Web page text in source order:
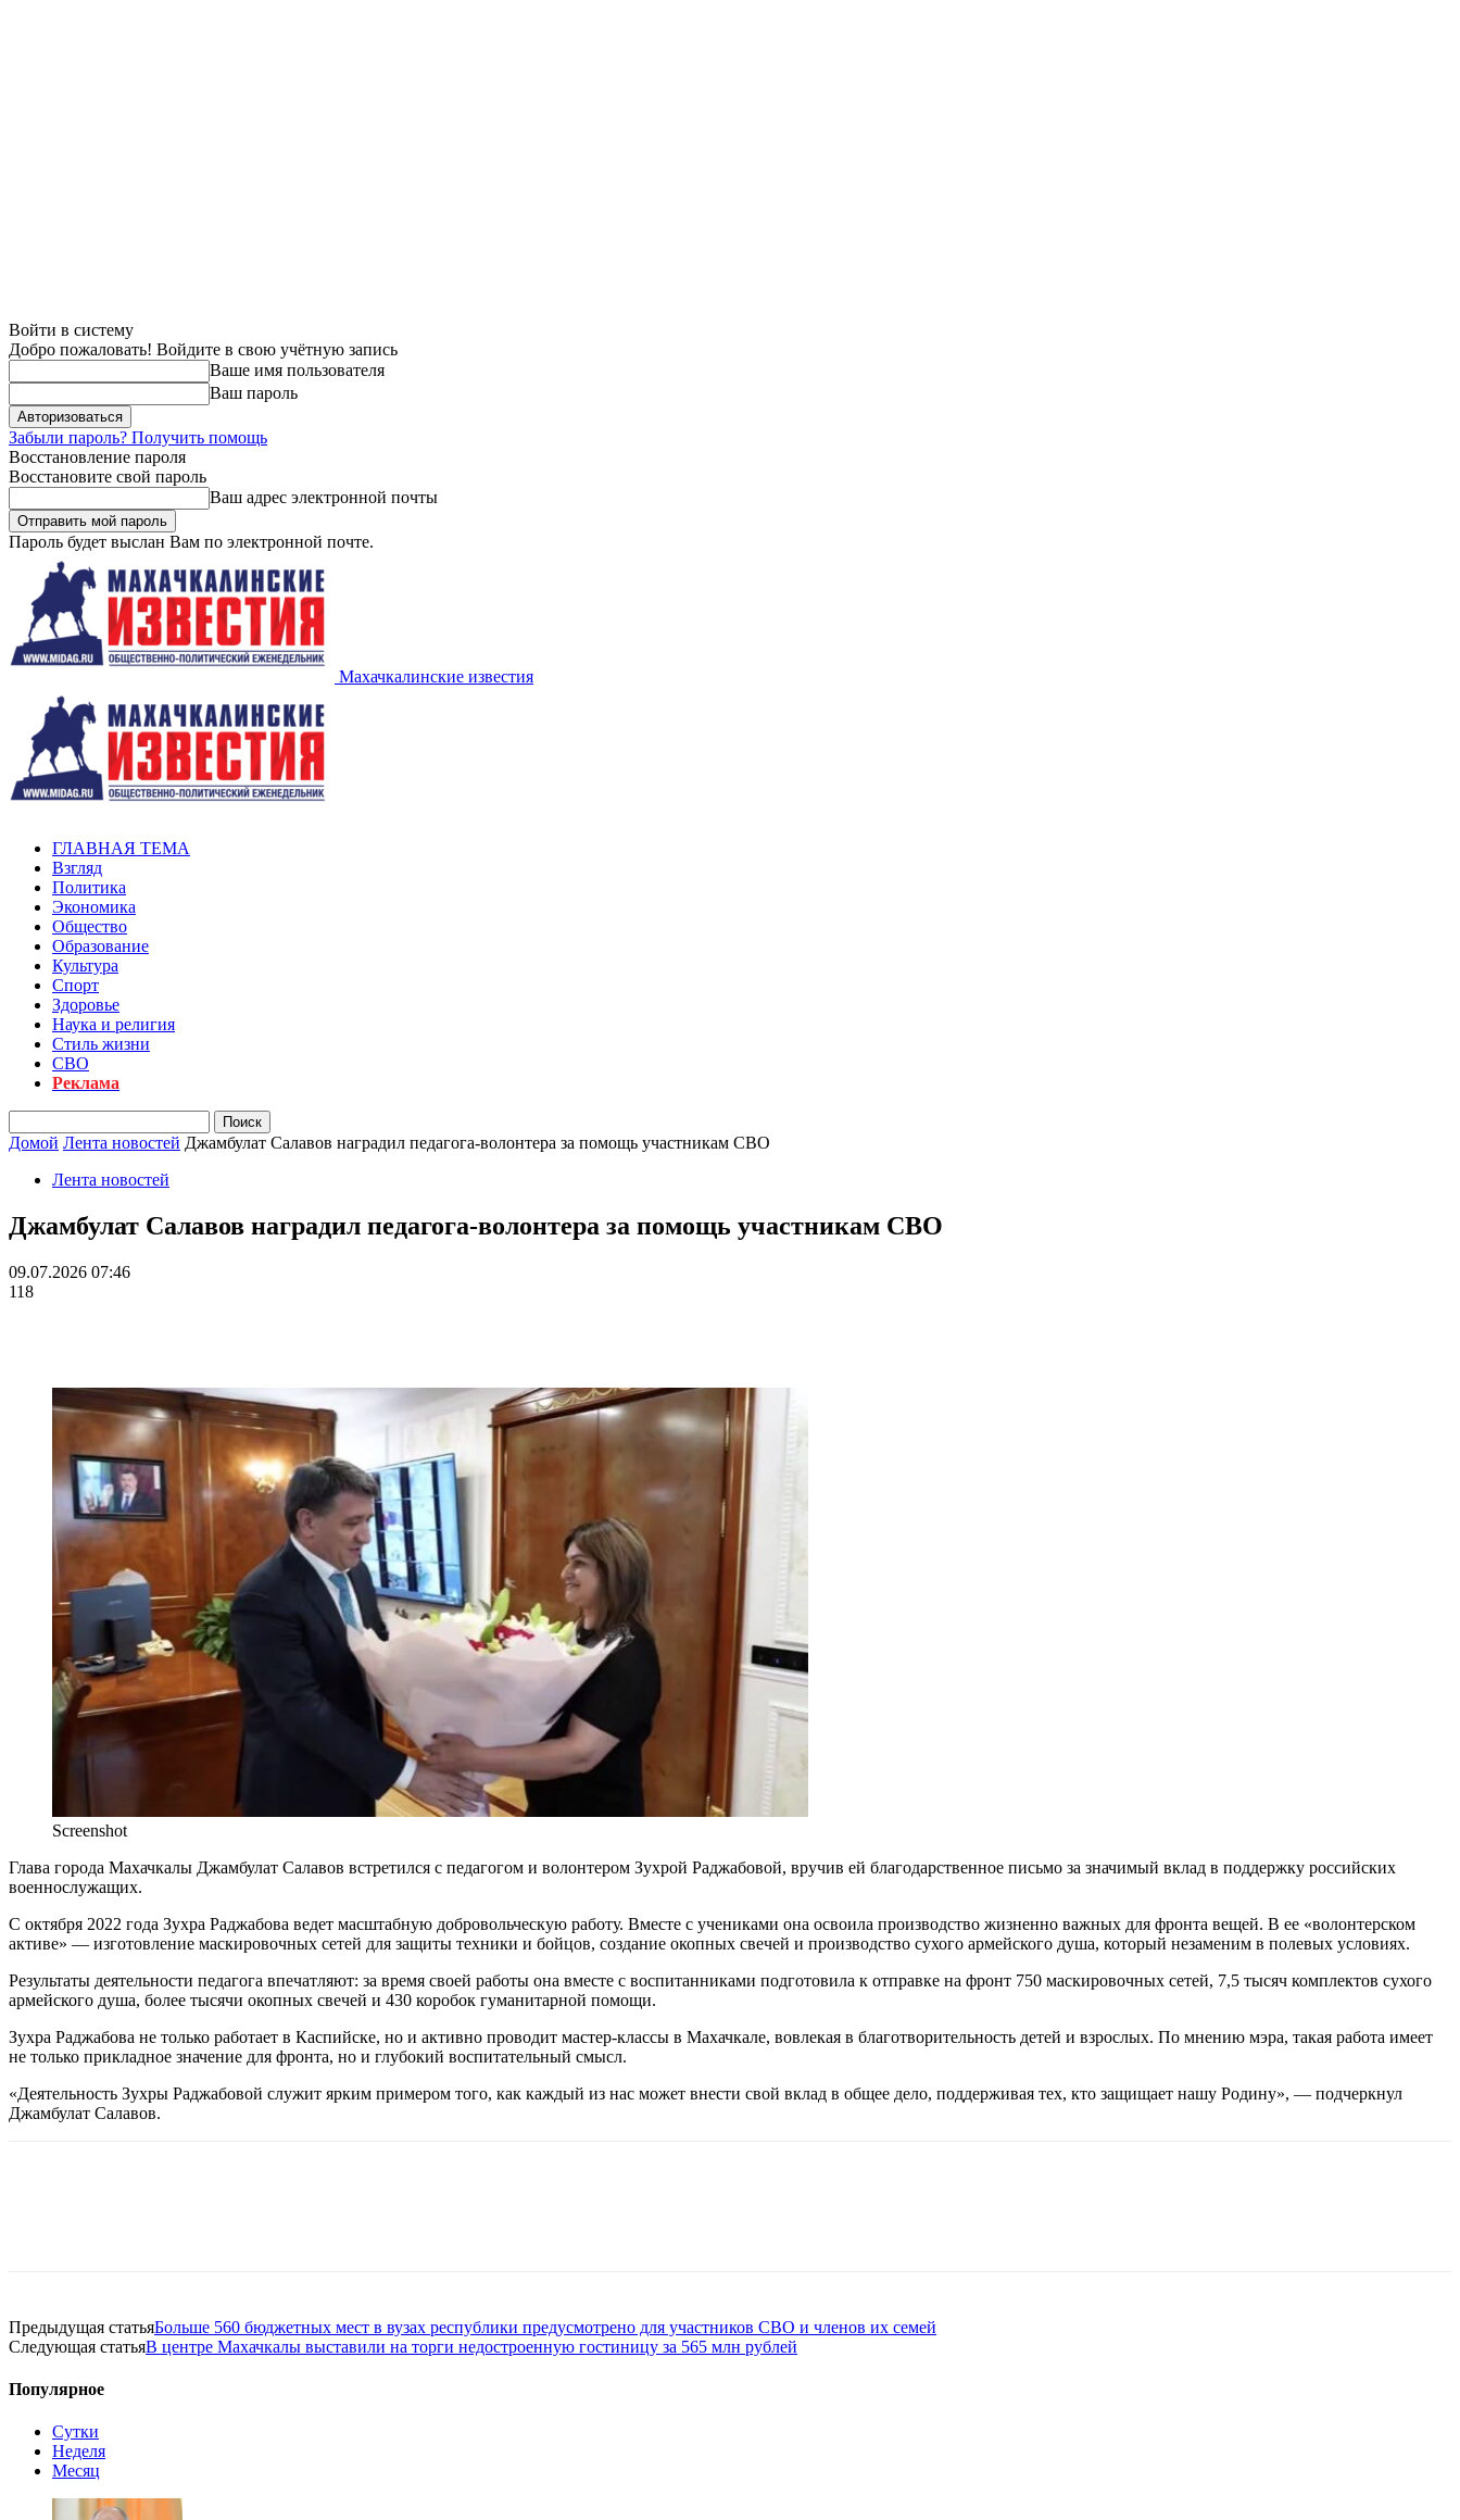
Войти в систему
Добро пожаловать! Войдите в свою учётную запись
Ваше имя пользователя
Ваш пароль
Забыли пароль? Получить помощь
Восстановление пароля
Восстановите свой пароль
Ваш адрес электронной почты
Пароль будет выслан Вам по электронной почте.
Махачкалинские известия
ГЛАВНАЯ ТЕМА
Взгляд
Политика
Экономика
Общество
Образование
Культура
Спорт
Здоровье
Наука и религия
Стиль жизни
СВО
Реклама
Домой Лента новостей Джамбулат Салавов наградил педагога-волонтера за помощь участникам СВО
Лента новостей
Джамбулат Салавов наградил педагога-волонтера за помощь участникам СВО
09.07.2026 07:46
118
Screenshot
Глава города Махачкалы Джамбулат Салавов встретился с педагогом и волонтером Зухрой Раджабовой, вручив ей благодарственное письмо за значимый вклад в поддержку российских
военнослужащих.
С октября 2022 года Зухра Раджабова ведет масштабную добровольческую работу. Вместе с учениками она освоила производство жизненно важных для фронта вещей. В ее «волонтерском
активе» — изготовление маскировочных сетей для защиты техники и бойцов, создание окопных свечей и производство сухого армейского душа, который незаменим в полевых условиях.
Результаты деятельности педагога впечатляют: за время своей работы она вместе с воспитанниками подготовила к отправке на фронт 750 маскировочных сетей, 7,5 тысяч комплектов сухого
армейского душа, более тысячи окопных свечей и 430 коробок гуманитарной помощи.
Зухра Раджабова не только работает в Каспийске, но и активно проводит мастер-классы в Махачкале, вовлекая в благотворительность детей и взрослых. По мнению мэра, такая работа имеет
не только прикладное значение для фронта, но и глубокий воспитательный смысл.
«Деятельность Зухры Раджабовой служит ярким примером того, как каждый из нас может внести свой вклад в общее дело, поддерживая тех, кто защищает нашу Родину», — подчеркнул
Джамбулат Салавов.
Предыдущая статьяБольше 560 бюджетных мест в вузах республики предусмотрено для участников СВО и членов их семей
Следующая статьяВ центре Махачкалы выставили на торги недостроенную гостиницу за 565 млн рублей
Популярное
Сутки
Неделя
Месяц